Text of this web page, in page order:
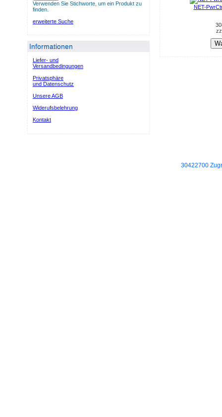
Verwenden Sie Stichworte, um ein Produkt zu
finden.
erweiterte Suche
Informationen
Liefer- und
Versandbedingungen
Privatsphäre
und Datenschutz
Unsere AGB
Widerufsbelehrung
Kontakt
NET-
30422700